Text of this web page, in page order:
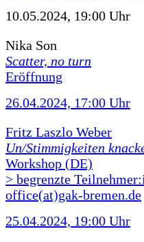
10.05.2024, 19:00 Uhr
Nika Son
Scatter, no turn
Eröffnung
26.04.2024, 17:00 Uhr
Fritz Laszlo Weber
Un/Stimmigkeiten
Workshop (DE)
> begrenzte
office(at)gak-bremen.de
25.04.2024, 19:00 Uhr